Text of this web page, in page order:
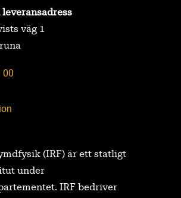
leveransadress
väg 1
00
(IRF) är ett statligt
under
IRF bedriver